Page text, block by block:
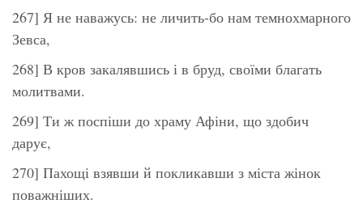
267] Я не наважусь: не личить-бо нам темнохмарного
Зевса,
268] В кров закалявшись і в бруд, своїми благать
молитвами.
269] Ти ж поспіши до храму Афіни, що здобич
дарує,
270] Пахощі взявши й покликавши з міста жінок
поважніших.